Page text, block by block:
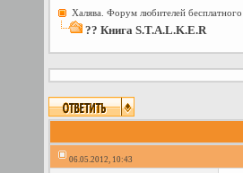
Халява. Форум любителей бесплатного
?? Книга S.T.A.L.K.E.R
06.05.2012, 10:43